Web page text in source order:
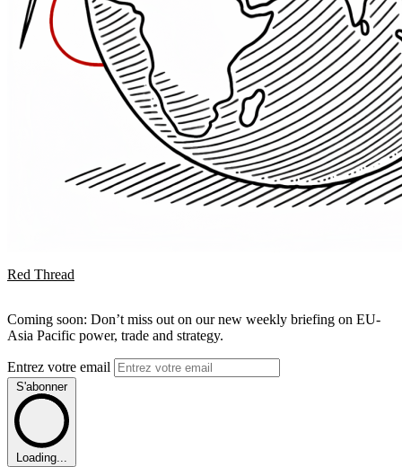
Red Thread
Coming soon: Don’t miss out on our new weekly briefing on EU-
Asia Pacific power, trade and strategy.
Entrez votre email
S'abonner
Loading...